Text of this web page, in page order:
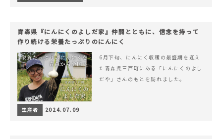
青森県『にんにくのよしだ家』仲間とともに、信念を持って
作り続ける栄養たっぷりのにんにく
6月下旬、にんにく収穫の最盛期を迎え
た青森県三戸町にある「にんにくのよし
だや」さんのもとを訪れました。
生産者 2024.07.09